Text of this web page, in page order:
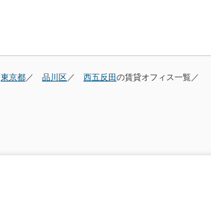
東京都 品川区 西五反田の賃貸オフィス一覧